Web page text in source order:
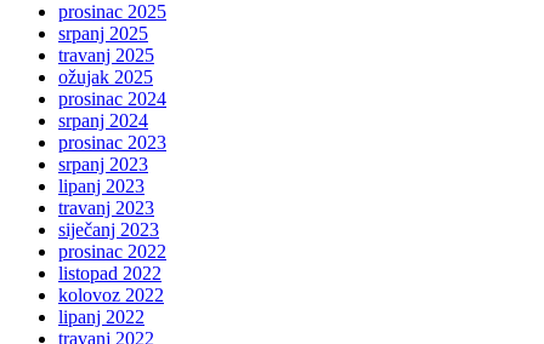
prosinac 2025
srpanj 2025
travanj 2025
ožujak 2025
prosinac 2024
srpanj 2024
prosinac 2023
srpanj 2023
lipanj 2023
travanj 2023
siječanj 2023
prosinac 2022
listopad 2022
kolovoz 2022
lipanj 2022
travanj 2022